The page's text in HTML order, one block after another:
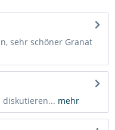
sehr schöner Granat
diskutieren... mehr